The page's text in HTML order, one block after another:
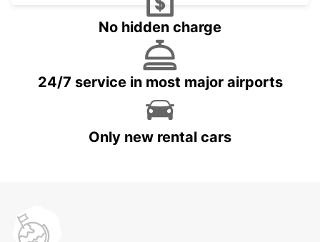
No hidden charge
24/7 service in most major airports
Only new rental cars